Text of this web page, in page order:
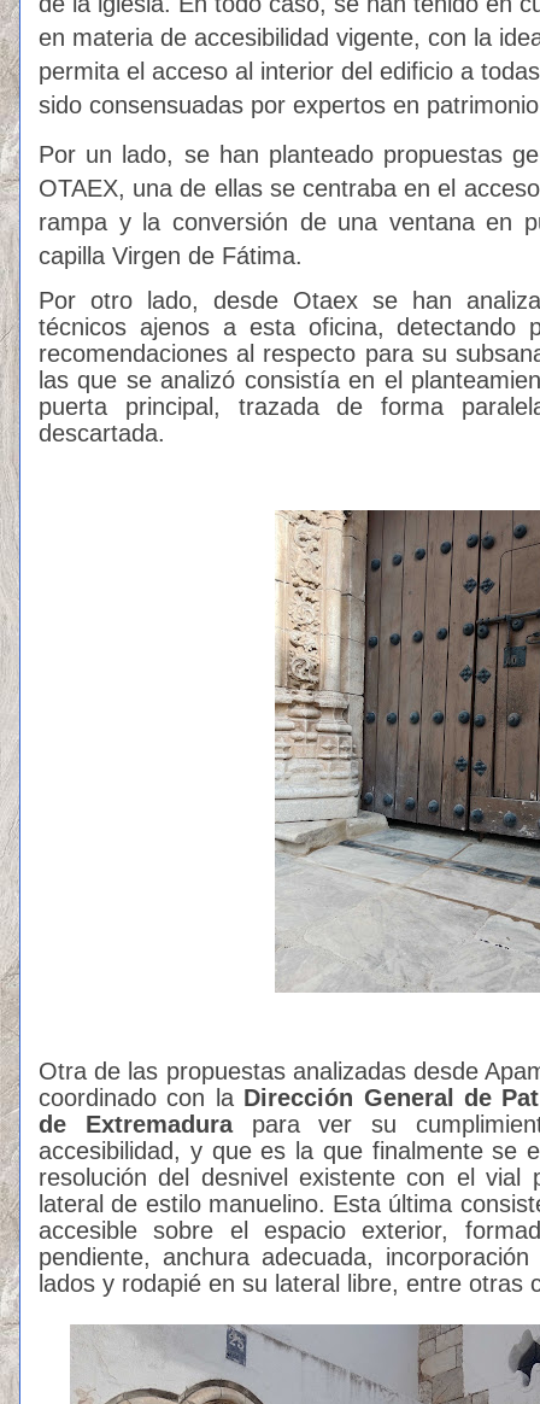
en materia de accesibilidad vigente, con la
permita el acceso al interior del edificio a
sido consensuadas por expertos en
Por un lado, se han planteado propuestas
OTAEX, una de ellas se centraba en el
rampa y la conversión de una ventana en
capilla Virgen de Fátima.
Por otro lado, desde Otaex se han
técnicos ajenos a esta oficina, detectando
recomendaciones al respecto para su
las que se analizó consistía en el
puerta principal, trazada de forma
descartada.
Otra de las propuestas analizadas desde
coordinado con la Dirección General de
de Extremadurapara ver su
accesibilidad, y que es la que finalmente se
resolución del desnivel existente con el vial
lateral de estilo manuelino. Esta última
accesible sobre el espacio exterior,
pendiente, anchura adecuada,
lados y rodapié en su lateral libre, entre otras